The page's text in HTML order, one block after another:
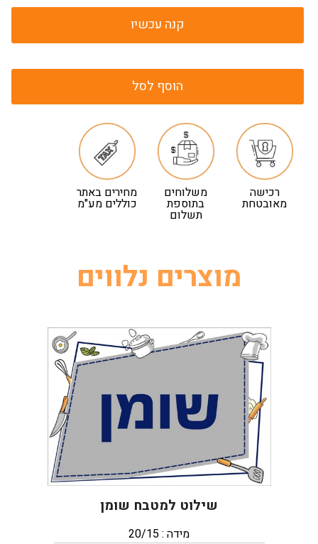
קנה עכשיו
הוסף לסל
רכישה
מאובטחת
משלוחים
בתוספת
תשלום
מחירים באתר
כוללים מע"מ
מוצרים נלווים
שילוט למטבח שומן
מידה : 20/15